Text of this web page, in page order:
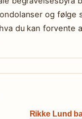
og følge
du kan forvente
Rikke Lund